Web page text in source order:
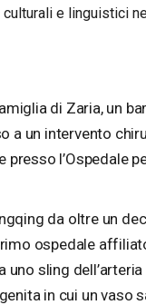
e linguistici
di Zaria, un
un intervento
l’Ospedale
da oltre un
ospedale
sling
in cui un vaso